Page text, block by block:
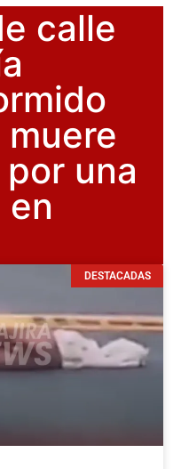
calle
una
DESTACADAS